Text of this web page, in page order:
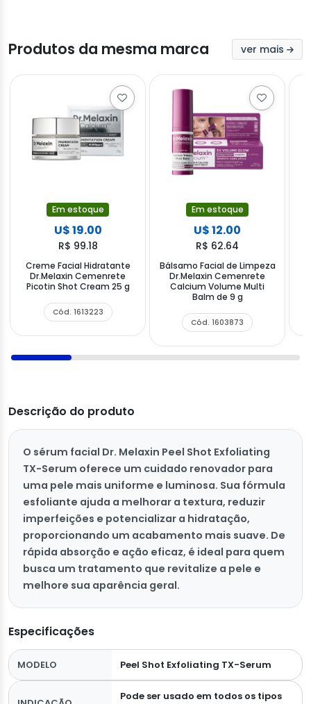
Produtos da mesma marca ver mais
Em estoque
U$ 19.00
R$ 99.18
Creme Facial Hidratante
Dr.Melaxin Cemenrete
Picotin Shot Cream 25 g
Cód. 1613223
Em estoque
U$ 12.00
R$ 62.64
Bálsamo Facial de Limpeza
Dr.Melaxin Cemenrete
Calcium Volume Multi
Balm de 9 g
Cód. 1603873
Descrição do produto
O sérum facial Dr. Melaxin Peel Shot Exfoliating
TX-Serum oferece um cuidado renovador para
uma pele mais uniforme e luminosa. Sua fórmula
esfoliante ajuda a melhorar a textura, reduzir
imperfeições e potencializar a hidratação,
proporcionando um acabamento mais suave. De
rápida absorção e ação eficaz, é ideal para quem
busca um tratamento que revitalize a pele e
melhore sua aparência geral.
Especificações
MODELO Peel Shot Exfoliating TX-Serum
Pode ser usado em todos os tipos